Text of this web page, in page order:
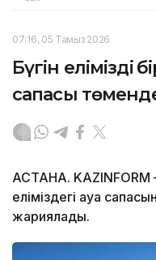
07:16, 05 Тамыз 2026
Бүгін
сапасы
АСТАНА. KAZINFORM
еліміздегі ауа
жариялады.